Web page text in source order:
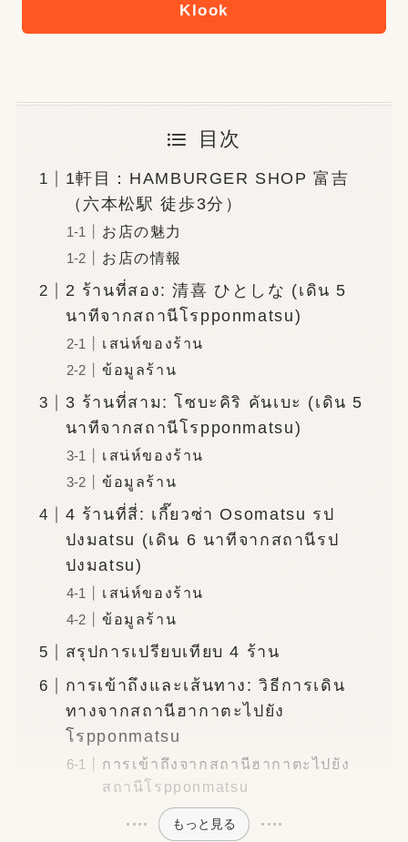
Klook
目次
1軒目：HAMBURGER SHOP 富吉
（六本松駅 徒歩3分）
お店の魅力
お店の情報
2 ร้านที่สอง: 清喜 ひとしな (เดิน 5
นาทีจากสถานีโรpponmatsu)
เสน่ห์ของร้าน
ข้อมูลร้าน
3 ร้านที่สาม: โซบะคิริ คันเบะ (เดิน 5
นาทีจากสถานีโรpponmatsu)
เสน่ห์ของร้าน
ข้อมูลร้าน
4 ร้านที่สี่: เกี๊ยวซ่า Osomatsu รป
ปงมatsu (เดิน 6 นาทีจากสถานีรป
ปงมatsu)
เสน่ห์ของร้าน
ข้อมูลร้าน
สรุปการเปรียบเทียบ 4 ร้าน
การเข้าถึงและเส้นทาง: วิธีการเดิน
ทางจากสถานีฮากาตะไปยัง
โรpponmatsu
การเข้าถึงจากสถานีฮากาตะไปยัง
สถานีโรpponmatsu
もっと見る